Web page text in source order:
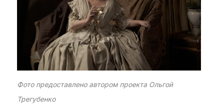
Рубрики
Интеллектуальная собственность
и креативные индустрии
Искусство
Дизайн и мода
Фото предоставлено автором проекта Ольгой
Трегубенко